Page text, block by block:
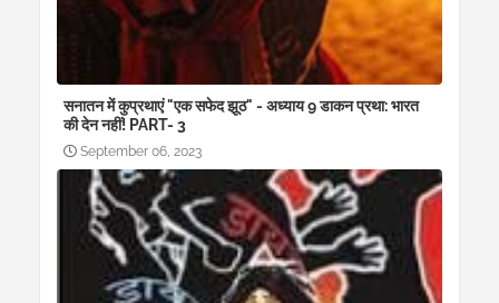
सनातन में कुप्रथाएं "एक सफेद झूठ" - अध्याय 9 डाकन प्रथा: भारत
की देन नहीं! PART- 3
September 06, 2023